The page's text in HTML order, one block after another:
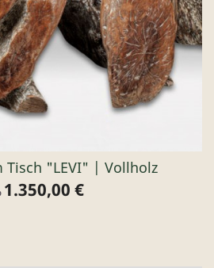
Tisch "LEVI" | Vollholz
Preis
1.350,00 €